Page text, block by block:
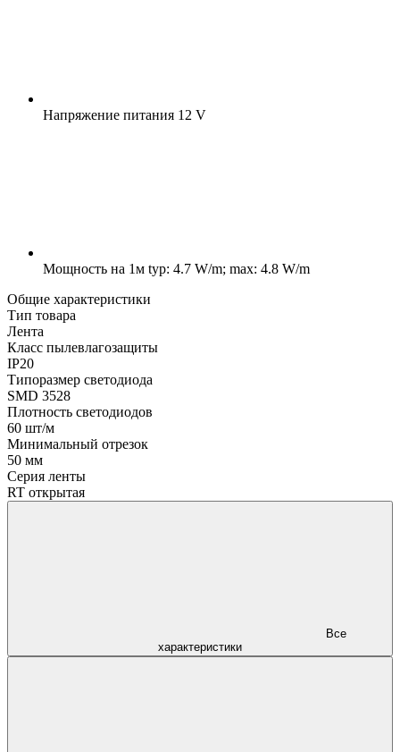
Напряжение питания 12 V
Мощность на 1м typ: 4.7 W/m; max: 4.8 W/m
Общие характеристики
Тип товара
Лента
Класс пылевлагозащиты
IP20
Типоразмер светодиода
SMD 3528
Плотность светодиодов
60 шт/м
Минимальный отрезок
50 мм
Серия ленты
RT открытая
характеристики